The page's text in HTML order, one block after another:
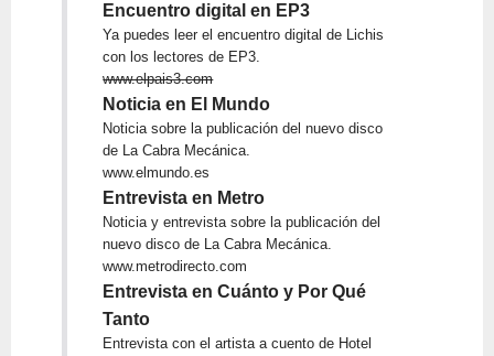
Encuentro digital en EP3
Ya puedes leer el encuentro digital de Lichis
con los lectores de EP3.
www.elpais3.com
Noticia en El Mundo
Noticia sobre la publicación del nuevo disco
de La Cabra Mecánica.
www.elmundo.es
Entrevista en Metro
Noticia y entrevista sobre la publicación del
nuevo disco de La Cabra Mecánica.
www.metrodirecto.com
Entrevista en Cuánto y Por Qué
Tanto
Entrevista con el artista a cuento de Hotel